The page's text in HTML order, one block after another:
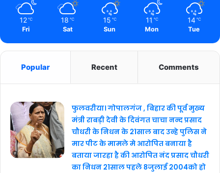
12 ℃
Fri
18 ℃
Sat
15 ℃
Sun
11 ℃
Mon
14 ℃
Tue
Popular Recent Comments
फुलवरीया। गोपालगंज , बिहार की पूर्व मुख्य
मंत्री राबड़ी देवी के दिवंगत चाचा नन्द प्रसाद
चौधरी के निधन के 21साल बाद उन्हे पुलिस ने
मार पीट के मामले मे आरोपित बनाया है
बताया जारहा है की आरोपित नंद प्रसाद चौधरी
का निधन 21साल पहले 8जुलाई 2004को हो